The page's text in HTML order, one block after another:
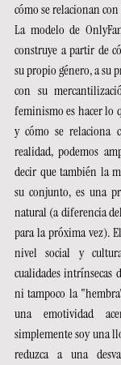
cómo se relacionan
La modelo de
construye a partir de
su propio género, a su
con su
feminismo es hacer lo
y cómo se relaciona
realidad, podemos
decir que también la
su conjunto, es una
natural (a diferencia
para la próxima vez).
nivel social y
cualidades intrínsecas
ni tampoco la
una emotividad
simplemente soy una
reduzca a una